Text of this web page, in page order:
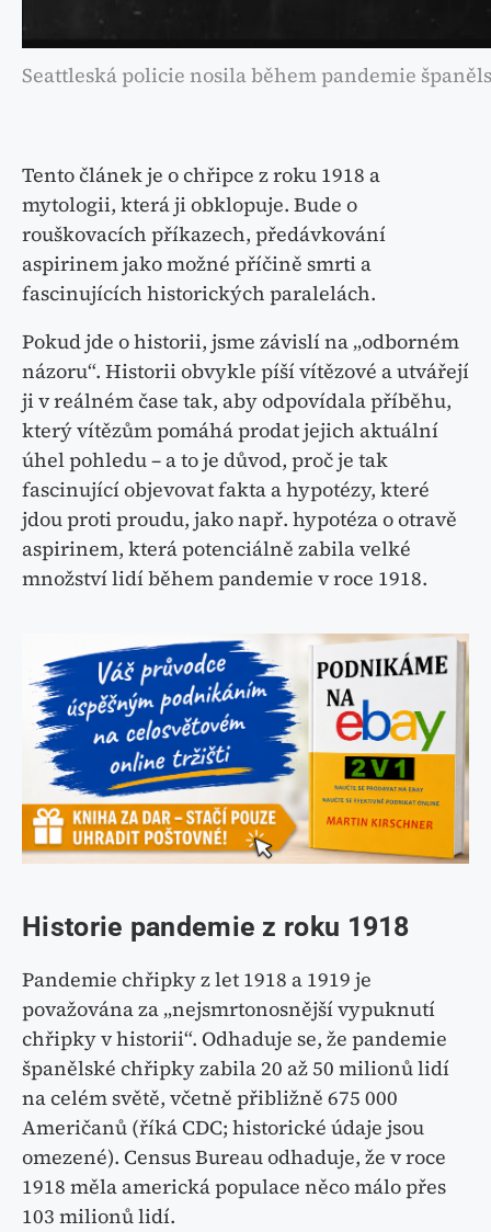
Seattleská policie nosila během pandemie
Tento článek je o chřipce z roku 1918 a
mytologii, která ji obklopuje. Bude o
rouškovacích příkazech, předávkování
aspirinem jako možné příčině smrti a
fascinujících historických paralelách.
Pokud jde o historii, jsme závislí na „odborném
názoru“. Historii obvykle píší vítězové a utvářejí
ji v reálném čase tak, aby odpovídala příběhu,
který vítězům pomáhá prodat jejich aktuální
úhel pohledu – a to je důvod, proč je tak
fascinující objevovat fakta a hypotézy, které
jdou proti proudu, jako např. hypotéza o otravě
aspirinem, která potenciálně zabila velké
množství lidí během pandemie v roce 1918.
Historie pandemie z roku 1918
Pandemie chřipky z let 1918 a 1919 je
považována za „nejsmrtonosnější vypuknutí
chřipky v historii“. Odhaduje se, že pandemie
španělské chřipky zabila 20 až 50 milionů lidí
na celém světě, včetně přibližně 675 000
Američanů (říká CDC; historické údaje jsou
omezené). Census Bureau odhaduje, že v roce
1918 měla americká populace něco málo přes
103 milionů lidí.